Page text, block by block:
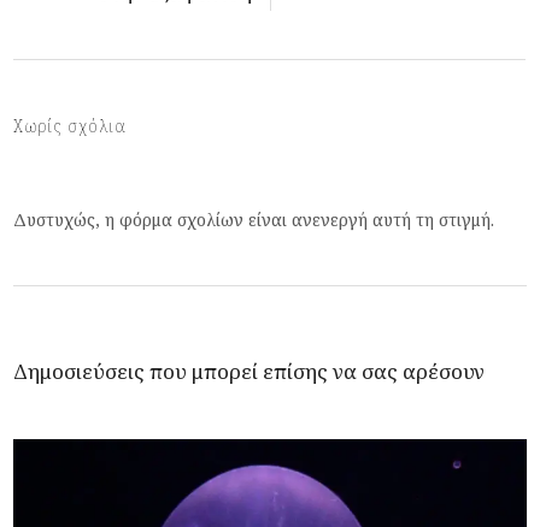
Χωρίς σχόλια
Δυστυχώς, η φόρμα σχολίων είναι ανενεργή αυτή τη στιγμή.
Δημοσιεύσεις που μπορεί επίσης να σας αρέσουν